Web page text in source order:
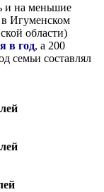
и на меньшие
в Игуменском
области)
в год, а 200
семьи составлял